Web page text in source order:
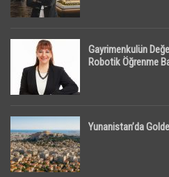
Gayrimenkulün
Robotik Öğrenme
Yunanistan’da